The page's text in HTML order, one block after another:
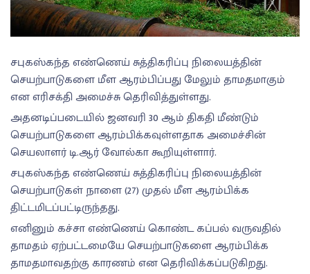
சபுகஸ்கந்த எண்ணெய் சுத்திகரிப்பு நிலையத்தின்
செயற்பாடுகளை மீள ஆரம்பிப்பது மேலும் தாமதமாகும்
என எரிசக்தி அமைச்சு தெரிவித்துள்ளது.
அதனடிப்படையில் ஜனவரி 30 ஆம் திகதி மீண்டும்
செயற்பாடுகளை ஆரம்பிக்கவுள்ளதாக அமைச்சின்
செயலாளர் டி.ஆர் வோல்கா கூறியுள்ளார்.
சபுகஸ்கந்த எண்ணெய் சுத்திகரிப்பு நிலையத்தின்
செயற்பாடுகள் நாளை (27) முதல் மீள ஆரம்பிக்க
திட்டமிடப்பட்டிருந்தது.
எனினும் கச்சா எண்ணெய் கொண்ட கப்பல் வருவதில்
தாமதம் ஏற்பட்டமையே செயற்பாடுகளை ஆரம்பிக்க
தாமதமாவதற்கு காரணம் என தெரிவிக்கப்படுகிறது.